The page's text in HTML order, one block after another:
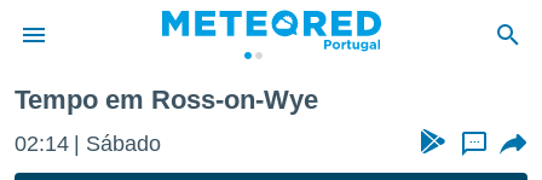
da
Tempo em Ross-on-Wye
02:14 Sábado ...